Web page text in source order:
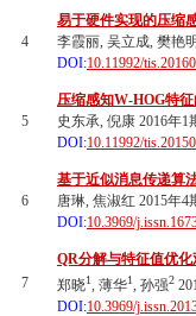
4
易于硬件实现的压缩
李霞丽, 吴立成, 樊艳
DOI:10.11992/
5
压缩感知W-HOG特
史东承, 倪康 2016年1
DOI:10.11992/
6
基于近似消息传递算
唐琳, 焦淑红 2015年4
DOI:10.3969/
7
QR分解与特征值优
郑晓1, 薄华1, 孙强2
DOI:10.3969/